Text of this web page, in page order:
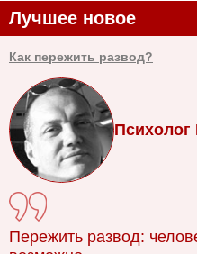
Лучшее новое
Как пережить развод?
Психолог
Пережить развод: